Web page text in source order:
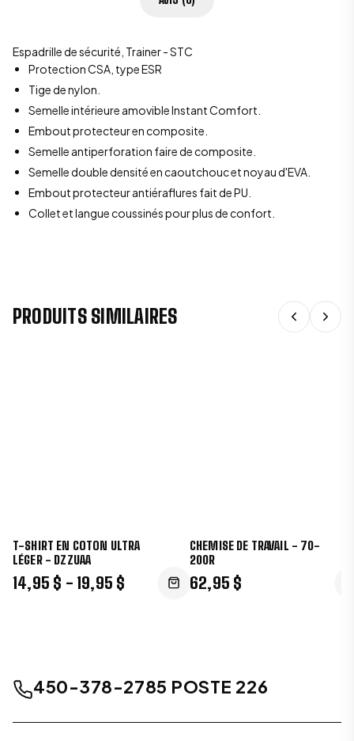
Espadrille de sécurité, Trainer - STC
Protection CSA, type ESR
Tige de nylon.
Semelle intérieure amovible Instant Comfort.
Embout protecteur en composite.
Semelle antiperforation faire de composite.
Semelle double densité en caoutchouc et noyau d'EVA.
Embout protecteur antiéraflures fait de PU.
Collet et langue coussinés pour plus de confort.
PRODUITS SIMILAIRES
T-SHIRT EN COTON ULTRA
LÉGER - DZZUAA
14,95 $ - 19,95 $
CHEMISE DE TRAVAIL - 70-
200R
62,95 $
450-378-2785 POSTE 226